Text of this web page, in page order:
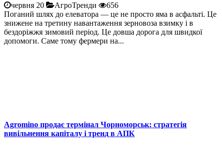
червня 20 АгроТренди
656
Поганий шлях до елеватора — це не просто яма в асфальті. Це
знижене на третину навантаження зерновоза взимку і в
бездоріжжя зимовий період. Це довша дорога для швидкої
допомоги. Саме тому фермери на...
Agromino продає термінал Чорноморськ: стратегія
вивільнення капіталу і тренд в АПК